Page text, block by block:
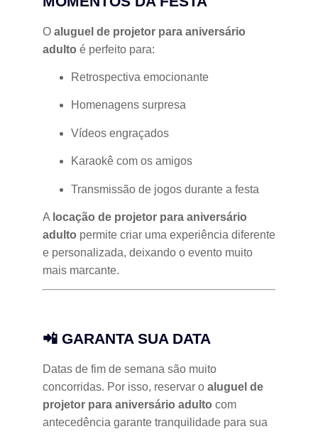
O aluguel de projetor para aniversário
adulto é perfeito para:
Retrospectiva emocionante
Homenagens surpresa
Vídeos engraçados
Karaokê com os amigos
Transmissão de jogos durante a festa
A locação de projetor para aniversário
adulto permite criar uma experiência diferente
e personalizada, deixando o evento muito
mais marcante.
📲 GARANTA SUA DATA
Datas de fim de semana são muito
concorridas. Por isso, reservar o aluguel de
projetor para aniversário adulto com
antecedência garante tranquilidade para sua